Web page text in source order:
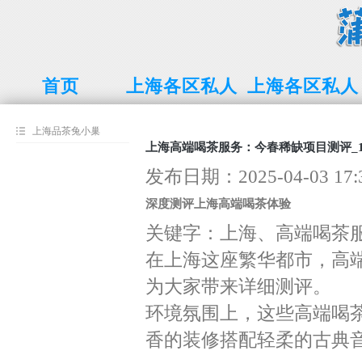
首页
上海各区私人 上海各区私人
上海品茶兔小巢
上海高端喝茶服务：今春稀缺项目测评
发布日期：2025-04-03
深度测评上海高端喝茶体验
关键字：上海、高端喝茶
在上海这座繁华都市，高
为大家带来详细测评。
环境氛围上，这些高端喝
香的装修搭配轻柔的古典